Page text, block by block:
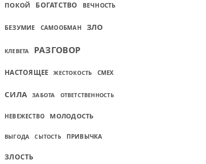
ПОКОЙ БОГАТСТВО ВЕЧНОСТЬ
БЕЗУМИЕ САМООБМАН ЗЛО
КЛЕВЕТА РАЗГОВОР
НАСТОЯЩЕЕ ЖЕСТОКОСТЬ СМЕХ
СИЛА ЗАБОТА ОТВЕТСТВЕННОСТЬ
НЕВЕЖЕСТВО МОЛОДОСТЬ
ВЫГОДА СЫТОСТЬ ПРИВЫЧКА
ЗЛОСТЬ